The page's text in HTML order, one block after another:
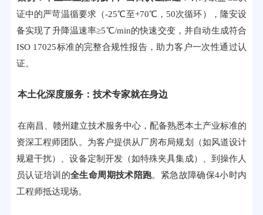
证中的严苛温循要求（-25℃至+70℃，50次循环），隆安设
备实现了升降温速率≥5℃/min的快速交变，并自动生成符合
ISO 17025标准的完整合规性报告，助力客户一次性通过认
证。
本土化深度服务：技术专家就在身边
在南昌、赣州建立技术服务中心，配备熟悉本土产业标准的
资深工程师团队。为客户提供从厂房布局规划（如风道设计
规避干扰）、设备定制开发（如特殊夹具集成）、到操作人
员认证培训的全生命周期技术陪跑。紧急故障确保4小时内
工程师抵达现场。